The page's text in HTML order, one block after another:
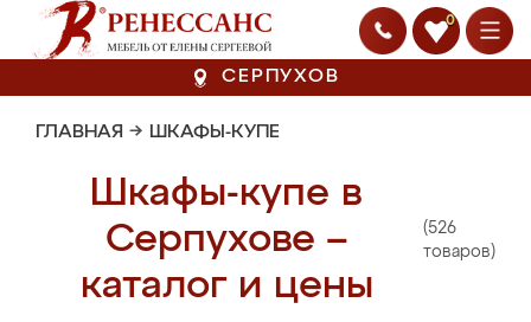
0
СЕРПУХОВ
ГЛАВНАЯ → ШКАФЫ-КУПЕ
Шкафы-купе в
Серпухове –
каталог и цены
(526
товаров)